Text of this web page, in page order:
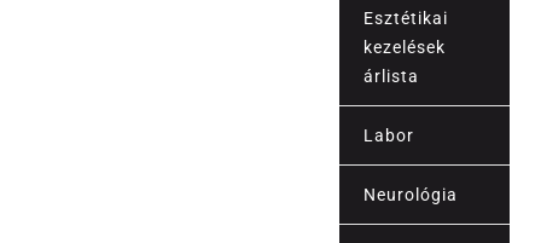
Esztétikai
kezelések
árlista
Labor
Neurológia